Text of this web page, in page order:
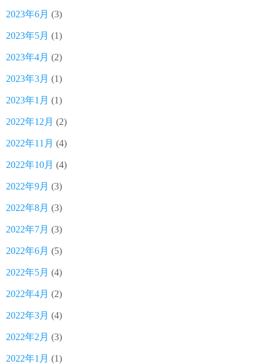
2023年6月 (3)
2023年5月 (1)
2023年4月 (2)
2023年3月 (1)
2023年1月 (1)
2022年12月 (2)
2022年11月 (4)
2022年10月 (4)
2022年9月 (3)
2022年8月 (3)
2022年7月 (3)
2022年6月 (5)
2022年5月 (4)
2022年4月 (2)
2022年3月 (4)
2022年2月 (3)
2022年1月 (1)